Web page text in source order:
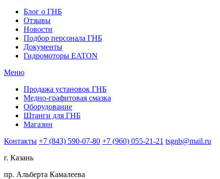
Блог о ГНБ
Отзывы
Новости
Подбор персонала ГНБ
Документы
Гидромоторы EATON
Меню
Продажа установок ГНБ
Медно-графитовая смазка
Оборудование
Штанги для ГНБ
Магазин
Контакты +7 (843) 590-07-80 +7 (960) 055-21-21 tsgnb@mail.ru
г. Казань
пр. Альберта Камалеева